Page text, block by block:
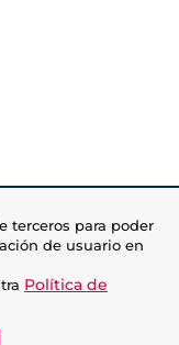
terceros para poder
de usuario en
Política de